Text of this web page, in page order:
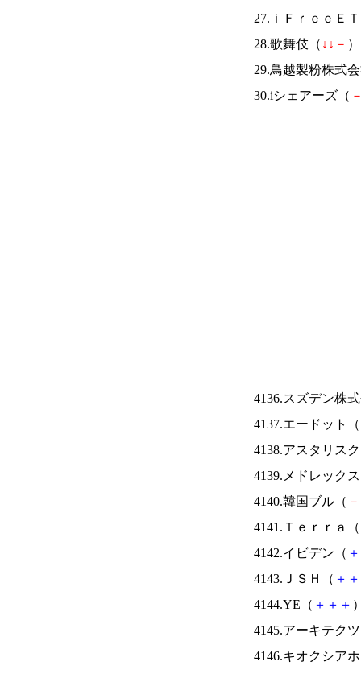
27.ｉＦｒｅｅＥ
28.歌舞伎（ ↓ ↓ －
29.鳥越製粉株式
30.iシェアーズ（
4136.スズデン株
4137.エードット（
4138.アスタリス
4139.メドレック
4140.韓国ブル（ －
4141.Ｔｅｒｒａ（
4142.イビデン（ ＋
4143.ＪＳＨ（ ＋ ＋
4144.YE（ ＋ ＋ ＋
4145.アーキテク
4146.キオクシア